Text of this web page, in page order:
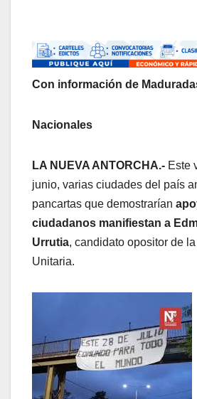
Con información de
Nacionales
LA NUEVA ANTORCHA.- Este
junio, varias ciudades del país
pancartas que demostrarían
ciudadanos manifiestan a
Urrutia, candidato opositor de
Unitaria.